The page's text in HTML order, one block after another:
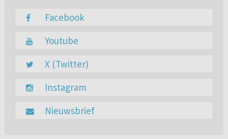
Facebook
Youtube
X (Twitter)
Instagram
Nieuwsbrief